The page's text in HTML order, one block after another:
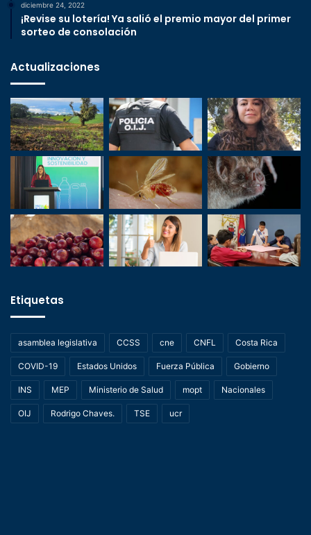
diciembre 24, 2022
¡Revise su lotería! Ya salió el premio mayor del primer
sorteo de consolación
Actualizaciones
Etiquetas
asamblea legislativa CCSS cne CNFL Costa Rica
COVID-19 Estados Unidos Fuerza Pública Gobierno
INS MEP Ministerio de Salud mopt Nacionales
OIJ Rodrigo Chaves. TSE ucr